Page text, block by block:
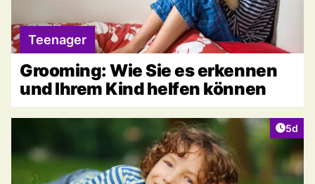
Teenager
Grooming: Wie Sie es erkennen
und Ihrem Kind helfen können
5d